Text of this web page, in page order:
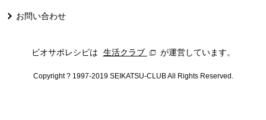
お問い合わせ
ビオサポレシピは 生活クラブ 別のウィンドウで開きます。
が運営しています。
Copyright ? 1997-2019 SEIKATSU-CLUB All Rights Reserved.